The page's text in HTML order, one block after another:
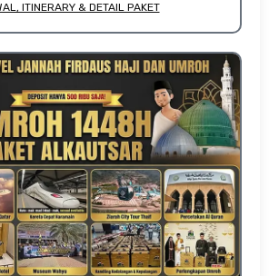
ITINERARY & DETAIL PAKET